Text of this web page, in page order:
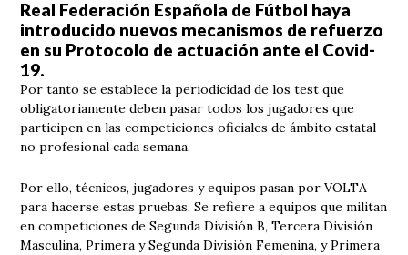
Real Federación Española de Fútbol haya
introducido nuevos mecanismos de refuerzo
en su Protocolo de actuación ante el Covid-
19.
Por tanto se establece la periodicidad de los test que
obligatoriamente deben pasar todos los jugadores que
participen en las competiciones oficiales de ámbito estatal
no profesional cada semana.
Por ello, técnicos, jugadores y equipos pasan por VOLTA
para hacerse estas pruebas. Se refiere a equipos que militan
en competiciones de Segunda División B, Tercera División
Masculina, Primera y Segunda División Femenina, y Primera